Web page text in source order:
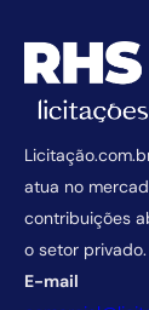
atua no
contribuições
o setor privado.
E-mail